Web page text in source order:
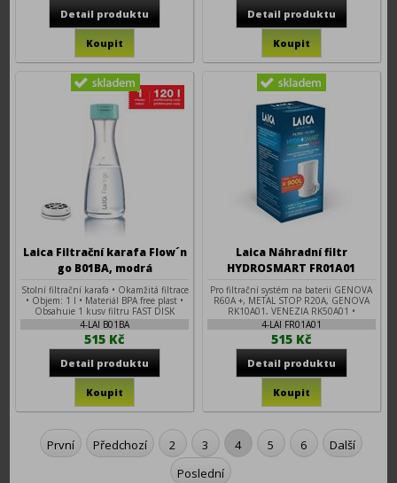
Laica Filtrační karafa Flow´n
go B01BA, modrá
Stolní filtrační karafa • Okamžitá filtrace
• Objem: 1 l • Materiál BPA free plast •
Obsahuje 1 kusy filtru FAST DISK
4-LAI B01BA
515 Kč
Laica Náhradní filtr
HYDROSMART FR01A01
Pro filtrační systém na baterii GENOVA
R60A +, METAL STOP R20A, GENOVA
RK10A01, VENEZIA RK50A01 •
Životnost filtru: 900 l / 3 měsíce •
Vyrobeno v Itálii.
4-LAI FR01A01
515 Kč
První Předchozí 2 3 4 5 6
Další
Poslední